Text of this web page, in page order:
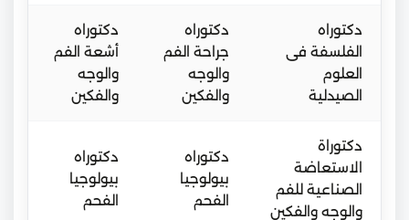
دكتوراه
الفلسفة فى
العلوم
الصيدلية
دكتوراه
جراحة الفم
والوجه
والفكين
دكتوراه
أشعة الفم
والوجه
والفكين
دكتوراة
الاستعاضة
الصناعية للفم
والوجه والفكين
دكتوراه
بيولوجيا
الفحم
دكتوراه
بيولوجيا
الفحم